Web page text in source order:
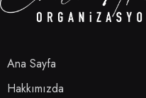
Ana Sayfa
Hakkımızda